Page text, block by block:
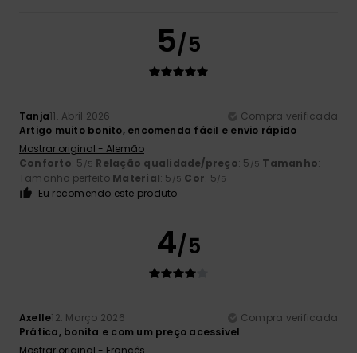
5/5
Tanja11. Abril 2026
Compra verificada
Artigo muito bonito, encomenda fácil e envio rápido
Mostrar original - Alemão
Conforto: 5 /5 Relação qualidade/preço: 5 /5 Tamanho:
Tamanho perfeito Material: 5 /5 Cor: 5/5
Eu recomendo este produto
4/5
Axelle12. Março 2026
Compra verificada
Prática, bonita e com um preço acessível
Mostrar original - Francês